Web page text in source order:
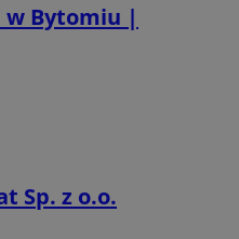
w Bytomiu |
Sp. z o.o.